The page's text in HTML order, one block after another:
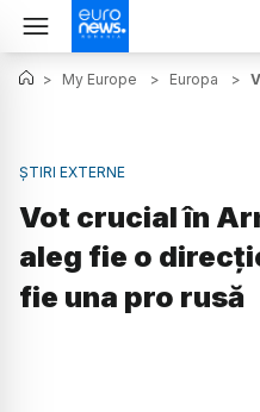
> My Europe > Europa >
ȘTIRI EXTERNE
Vot crucial în
aleg fie o
fie una pro rusă